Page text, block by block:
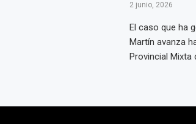
2 junio, 2026
El caso que ha
Martín avanza
Provincial Mixta